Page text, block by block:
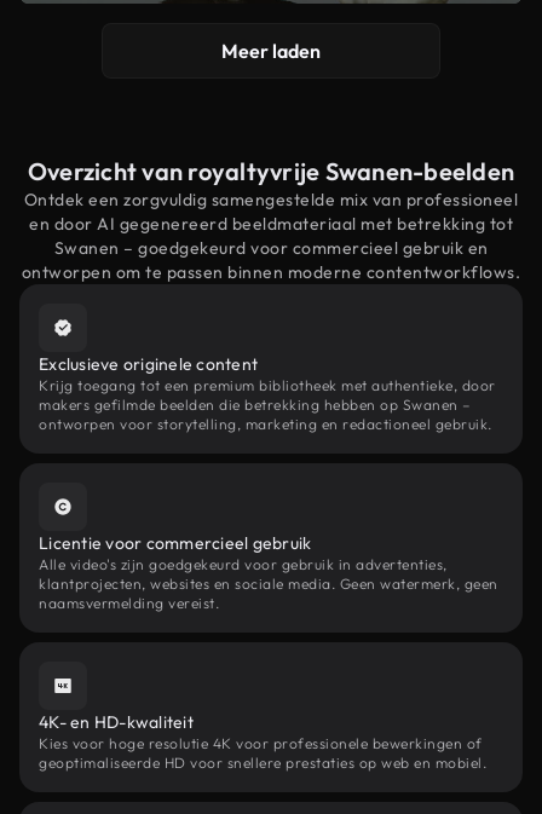
Meer laden
Overzicht van royaltyvrije Swanen-beelden
Ontdek een zorgvuldig samengestelde mix van professioneel
en door AI gegenereerd beeldmateriaal met betrekking tot
Swanen – goedgekeurd voor commercieel gebruik en
ontworpen om te passen binnen moderne contentworkflows.
Exclusieve originele content
Krijg toegang tot een premium bibliotheek met authentieke, door
makers gefilmde beelden die betrekking hebben op Swanen –
ontworpen voor storytelling, marketing en redactioneel gebruik.
Licentie voor commercieel gebruik
Alle video's zijn goedgekeurd voor gebruik in advertenties,
klantprojecten, websites en sociale media. Geen watermerk, geen
naamsvermelding vereist.
4K- en HD-kwaliteit
Kies voor hoge resolutie 4K voor professionele bewerkingen of
geoptimaliseerde HD voor snellere prestaties op web en mobiel.